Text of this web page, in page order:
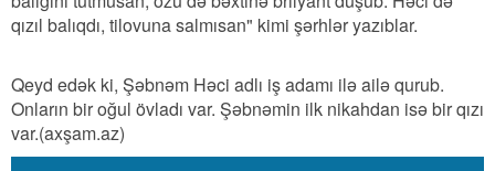
qızıl balıqdı, tilovuna salmısan" kimi şərhlər yazıblar.
Qeyd edək ki, Şəbnəm Həci adlı iş adamı ilə ailə qurub.
Onların bir oğul övladı var. Şəbnəmin ilk nikahdan isə bir qızı
var.(axşam.az)